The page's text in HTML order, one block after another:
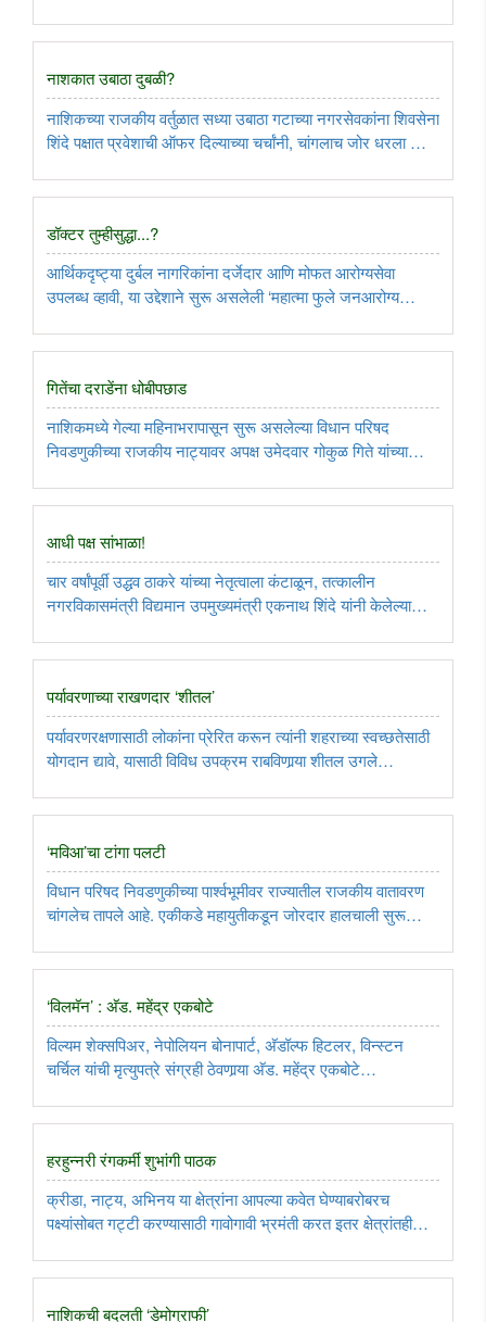
नाशकात उबाठा दुबळी?
नाशिकच्या राजकीय वर्तुळात सध्या उबाठा गटाच्या नगरसेवकांना शिवसेना
शिंदे पक्षात प्रवेशाची ऑफर दिल्याच्या चर्चांनी, चांगलाच जोर धरला आहे.
डॉक्टर तुम्हीसुद्धा...?
आर्थिकदृष्ट्या दुर्बल नागरिकांना दर्जेदार आणि मोफत आरोग्यसेवा
उपलब्ध व्हावी, या उद्देशाने सुरू असलेली ‌‘महात्मा फुले जनआरोग्य
गितेंचा दराडेंना धोबीपछाड
नाशिकमध्ये गेल्या महिनाभरापासून सुरू असलेल्या विधान परिषद
निवडणुकीच्या राजकीय नाट्यावर अपक्ष उमेदवार गोकुळ गिते यांच्या
आधी पक्ष सांभाळा!
चार वर्षांपूर्वी उद्धव ठाकरे यांच्या नेतृत्वाला कंटाळून, तत्कालीन
नगरविकासमंत्री विद्यमान उपमुख्यमंत्री एकनाथ शिंदे यांनी केलेल्या
पर्यावरणाच्या राखणदार ‘शीतल’
पर्यावरणरक्षणासाठी लोकांना प्रेरित करून त्यांनी शहराच्या स्वच्छतेसाठी
योगदान द्यावे, यासाठी विविध उपक्रम राबविणार्‍या शीतल उगले
‘मविआ’चा टांगा पलटी
विधान परिषद निवडणुकीच्या पार्श्वभूमीवर राज्यातील राजकीय वातावरण
चांगलेच तापले आहे. एकीकडे महायुतीकडून जोरदार हालचाली सुरू
‘विलमॅन’ : अ‍ॅड. महेंद्र एकबोटे
विल्यम शेक्सपिअर, नेपोलियन बोनापार्ट, अ‍ॅडॉल्फ हिटलर, विन्स्टन
चर्चिल यांची मृत्युपत्रे संग्रही ठेवणार्‍या अ‍ॅड. महेंद्र एकबोटे
हरहुन्नरी रंगकर्मी शुभांगी पाठक
क्रीडा, नाट्य, अभिनय या क्षेत्रांना आपल्या कवेत घेण्याबरोबरच
पक्ष्यांसोबत गट्टी करण्यासाठी गावोगावी भ्रमंती करत इतर क्षेत्रांतही
नाशिकची बदलती ‌‘डेमोग्राफी‌’